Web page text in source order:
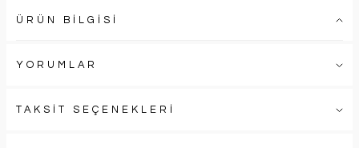
ÜRÜN BİLGİSİ
YORUMLAR
TAKSİT SEÇENEKLERİ